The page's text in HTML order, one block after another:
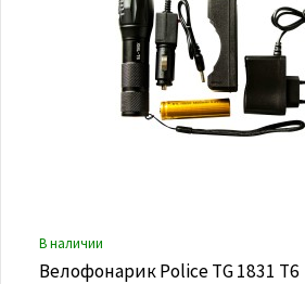
В наличии
Велофонарик Police TG 1831 Т6